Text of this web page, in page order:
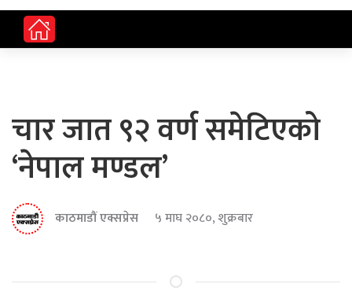
चार जात ९२ वर्ण समेटिएको
‘नेपाल मण्डल’
काठमाडौं एक्सप्रेस ५ माघ २०८०, शुक्रबार